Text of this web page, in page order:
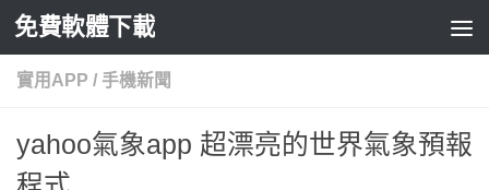
Skip to content
免費軟體下載
實用APP / 手機新聞
yahoo氣象app 超漂亮的世界氣象預報